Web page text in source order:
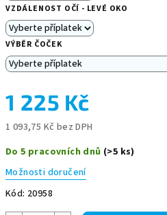
VZDÁLENOST OČÍ - LEVÉ OKO
VÝBĚR ČOČEK
1 225 Kč
1 093,75 Kč bez DPH
cena:
Do 5 pracovních dnů (>5 ks)
Možnosti doručení
Kód: 20958